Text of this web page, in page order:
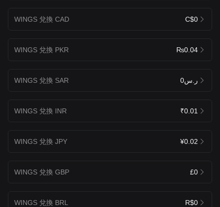
WINGS 兌換 CAD C$0
WINGS 兌換 PKR ₨0.04
WINGS 兌換 SAR ر.س0
WINGS 兌換 INR ₹0.01
WINGS 兌換 JPY ¥0.02
WINGS 兌換 GBP £0
WINGS 兌換 BRL R$0